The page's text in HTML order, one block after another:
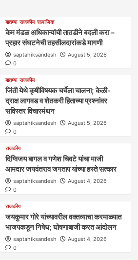
बातम्या राजकीय सामाजिक
केम मंडळ अधिकाऱ्यांची तातडीने बदली करा –
प्रहार संघटनेची तहसीलदारांकडे मागणी
saptahiksandesh
August 5, 2026
0
बातम्या राजकीय
जिंती येथे कृषीविषयक चर्चेला चालना; केळी-
द्राक्ष लागवड व शेतकरी हिताच्या प्रश्नांवर
सविस्तर विचारमंथन
saptahiksandesh
August 5, 2026
0
राजकीय
दिग्विजय बागल व गणेश चिवटे यांचा माजी
आमदार जयवंतराव जगताप यांच्या हस्ते सत्कार
saptahiksandesh
August 4, 2026
0
राजकीय
जयकुमार गोरे यांच्यावरील वक्तव्याचा करमाळ्यात
भाजपकडून निषेध; घोषणाबाजी करत आंदोलन
saptahiksandesh
August 4, 2026
0